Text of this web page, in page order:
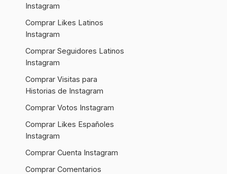
Instagram
Comprar Likes Latinos
Instagram
Comprar Seguidores Latinos
Instagram
Comprar Visitas para
Historias de Instagram
Comprar Votos Instagram
Comprar Likes Españoles
Instagram
Comprar Cuenta Instagram
Comprar Comentarios